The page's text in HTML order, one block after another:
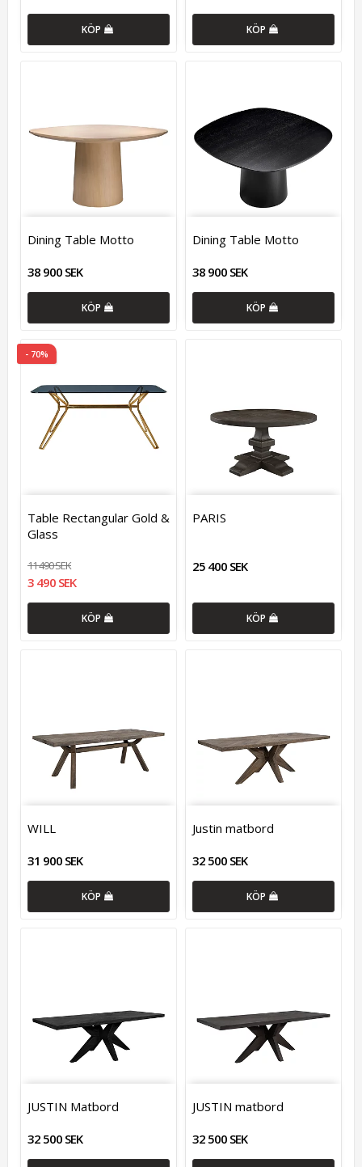
KÖP KÖP
Dining Table Motto
38 900 SEK
KÖP
Dining Table Motto
38 900 SEK
KÖP
- 70%
Table Rectangular Gold &
Glass
11 490 SEK
3 490 SEK
KÖP
PARIS
25 400 SEK
KÖP
WILL
31 900 SEK
KÖP
Justin matbord
32 500 SEK
KÖP
JUSTIN Matbord
32 500 SEK
JUSTIN matbord
32 500 SEK